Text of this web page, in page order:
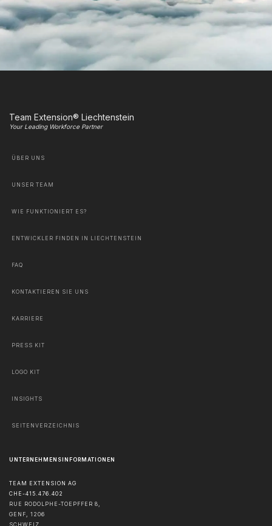
Team Extension® Liechtenstein
Your Leading Workforce Partner
ÜBER UNS
UNSER TEAM
WIE FUNKTIONIERT ES?
ENTWICKLER FINDEN IN LIECHTENSTEIN
FAQ
KONTAKTIEREN SIE UNS
KARRIERE
PRESS KIT
LOGO KIT
INSIGHTS
SEITENVERZEICHNIS
UNTERNEHMENSINFORMATIONEN
TEAM EXTENSION AG
CHE-415.476.402
RUE RODOLPHE-TOEPFFER 8,
GENF, 1206